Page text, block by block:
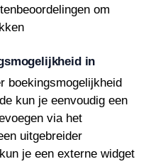
om
in
boekingsmogelijkheid
kun je eenvoudig een
via het
uitgebreider
je een externe widget